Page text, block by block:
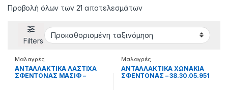
Προβολή όλων των 21 αποτελεσμάτων
Filters
Μαλαγρές
ΑΝΤΑΛΛΑΚΤΙΚΑ ΛΑΣΤΙΧΑ
ΣΦΕΝΤΟΝΑΣ ΜΑΣΙΦ –
Μαλαγρές
ΑΝΤΑΛΛΑΚΤΙΚΑ ΧΩΝΑΚΙΑ
ΣΦΕΝΤΟΝΑΣ – 38.30.05.951